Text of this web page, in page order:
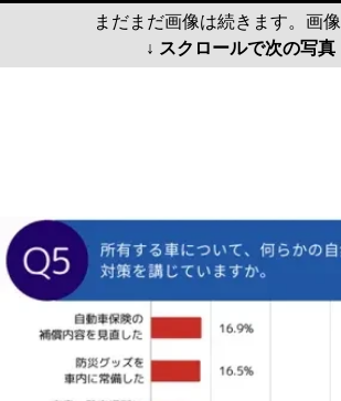
まだまだ画像は続きます。画像
↓ スクロールで次の写真